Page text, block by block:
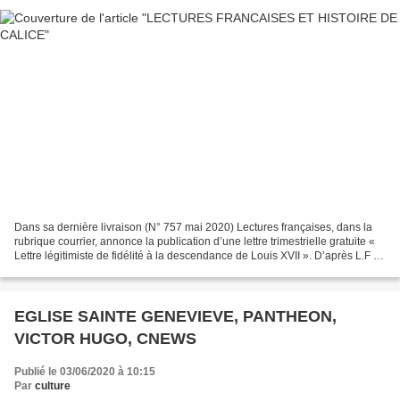
Dans sa dernière livraison (N° 757 mai 2020) Lectures françaises, dans la
rubrique courrier, annonce la publication d’une lettre trimestrielle gratuite «
Lettre légitimiste de fidélité à la descendance de Louis XVII ». D’après L.F il
EGLISE SAINTE GENEVIEVE, PANTHEON,
VICTOR HUGO, CNEWS
Publié le 03/06/2020 à 10:15
Par culture